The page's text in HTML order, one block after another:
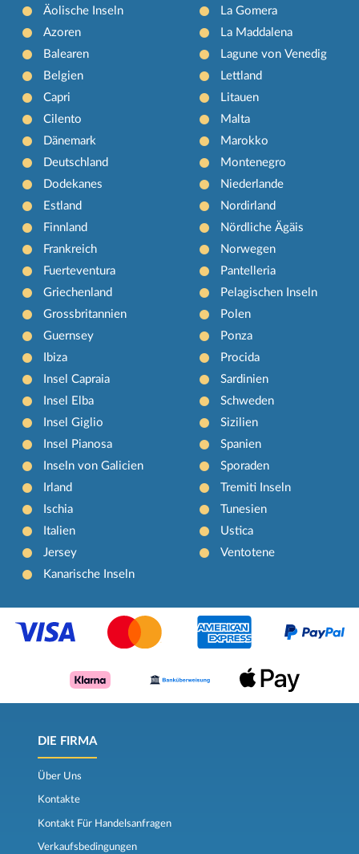
Äolische Inseln
Azoren
Balearen
Belgien
Capri
Cilento
Dänemark
Deutschland
Dodekanes
Estland
Finnland
Frankreich
Fuerteventura
Griechenland
Grossbritannien
Guernsey
Ibiza
Insel Capraia
Insel Elba
Insel Giglio
Insel Pianosa
Inseln von Galicien
Irland
Ischia
Italien
Jersey
Kanarische Inseln
La Gomera
La Maddalena
Lagune von Venedig
Lettland
Litauen
Malta
Marokko
Montenegro
Niederlande
Nordirland
Nördliche Ägäis
Norwegen
Pantelleria
Pelagischen Inseln
Polen
Ponza
Procida
Sardinien
Schweden
Sizilien
Spanien
Sporaden
Tremiti Inseln
Tunesien
Ustica
Ventotene
DIE FIRMA
Über Uns
Kontakte
Kontakt Für Handelsanfragen
Verkaufsbedingungen